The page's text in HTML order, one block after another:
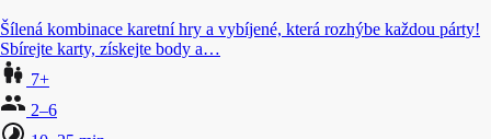
Šílená kombinace karetní hry a vybíjené, která rozhýbe každou párty!
Sbírejte karty, získejte body a…
7+
2–6